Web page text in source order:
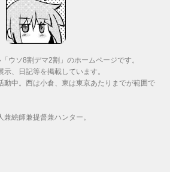
ウソ8割デマ2割」のホームページです。
、日記等を掲載しています。
動中。西は小倉、東は東京あたりまでが範囲で
絵師兼提督兼ハンター。